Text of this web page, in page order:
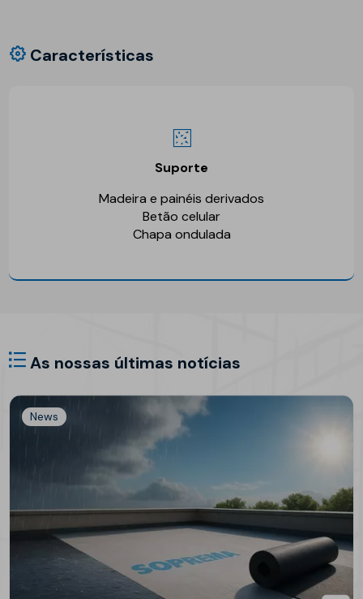
Características
Suporte
Madeira e painéis derivados
Betão celular
Chapa ondulada
As nossas últimas notícias
News